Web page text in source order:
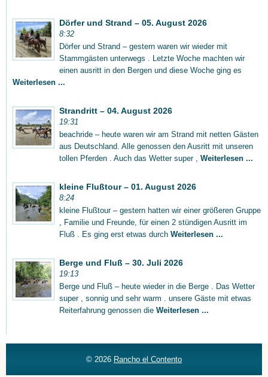
Dörfer und Strand – 05. August 2026
8:32
Dörfer und Strand – gestern waren wir wieder mit
Stammgästen unterwegs . Letzte Woche machten wir
einen ausritt in den Bergen und diese Woche ging es
Weiterlesen ...
Strandritt – 04. August 2026
19:31
beachride – heute waren wir am Strand mit netten Gästen
aus Deutschland. Alle genossen den Ausritt mit unseren
tollen Pferden . Auch das Wetter super , Weiterlesen ...
kleine Flußtour – 01. August 2026
8:24
kleine Flußtour – gestern hatten wir einer größeren Gruppe
, Familie und Freunde, für einen 2 stündigen Ausritt im
Fluß . Es ging erst etwas durch Weiterlesen ...
Berge und Fluß – 30. Juli 2026
19:13
Berge und Fluß – heute wieder in die Berge . Das Wetter
super , sonnig und sehr warm . unsere Gäste mit etwas
Reiterfahrung genossen die Weiterlesen ...
© 2026 Rancho el Contento